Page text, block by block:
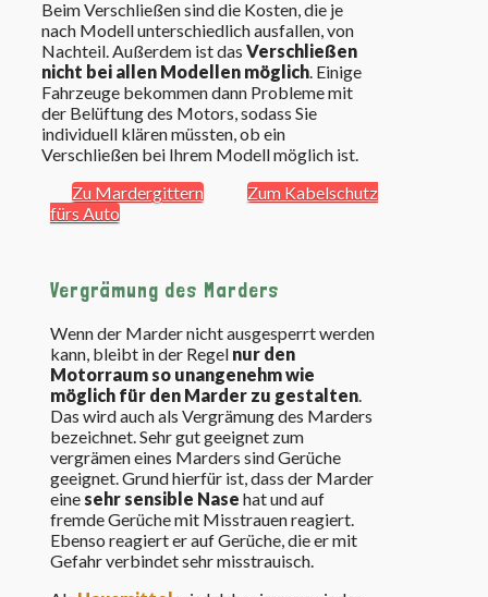
Beim Verschließen sind die Kosten, die je
nach Modell unterschiedlich ausfallen, von
Nachteil. Außerdem ist das Verschließen
nicht bei allen Modellen möglich. Einige
Fahrzeuge bekommen dann Probleme mit
der Belüftung des Motors, sodass Sie
individuell klären müssten, ob ein
Verschließen bei Ihrem Modell möglich ist.
Zu Mardergittern
Zum Kabelschutz
fürs Auto
Vergrämung des Marders
Wenn der Marder nicht ausgesperrt werden
kann, bleibt in der Regel nur den
Motorraum so unangenehm wie
möglich für den Marder zu gestalten.
Das wird auch als Vergrämung des Marders
bezeichnet. Sehr gut geeignet zum
vergrämen eines Marders sind Gerüche
geeignet. Grund hierfür ist, dass der Marder
eine sehr sensible Nase hat und auf
fremde Gerüche mit Misstrauen reagiert.
Ebenso reagiert er auf Gerüche, die er mit
Gefahr verbindet sehr misstrauisch.